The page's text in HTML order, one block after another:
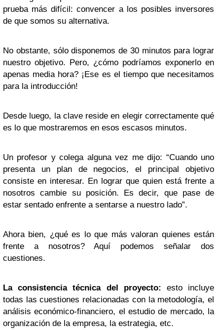
prueba más difícil: convencer a los posibles inversores
de que somos su alternativa.
No obstante, sólo disponemos de 30 minutos para lograr
nuestro objetivo. Pero, ¿cómo podríamos exponerlo en
apenas media hora? ¡Ese es el tiempo que necesitamos
para la introducción!
Desde luego, la clave reside en elegir correctamente qué
es lo que mostraremos en esos escasos minutos.
Un profesor y colega alguna vez me dijo: “Cuando uno
presenta un plan de negocios, el principal objetivo
consiste en interesar. En lograr que quien está frente a
nosotros cambie su posición. Es decir, que pase de
estar sentado enfrente a sentarse a nuestro lado”.
Ahora bien, ¿qué es lo que más valoran quienes están
frente a nosotros? Aquí podemos señalar dos
cuestiones.
La consistencia técnica del proyecto: esto incluye
todas las cuestiones relacionadas con la metodología, el
análisis económico-financiero, el estudio de mercado, la
organización de la empresa, la estrategia, etc.